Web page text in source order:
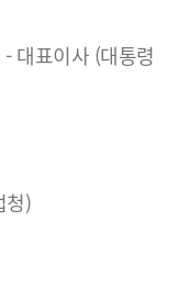
대표이사 (대통령
청)